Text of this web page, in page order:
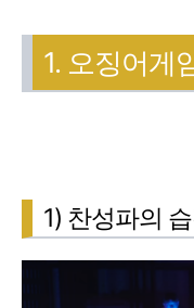
1. 오징어게
1) 찬성파의